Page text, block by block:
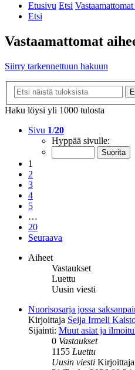
Etusivu Etsi
Etsi
Vastaamattomat
Siirry tarkennettuun hakuun
Haku löysi yli 1000 tulosta
Sivu 1/20
Hyppää sivulle:
1
2
3
4
5
…
20
Seuraava
Aiheet
Vastaukset
Luettu
Uusin viesti
Nuorisosarja jossa
Kirjoittaja Seija Irmeli
Sijainti: Muut asiat ja
0 Vastaukset
1155 Luettu
Uusin viesti Kirjoittaja